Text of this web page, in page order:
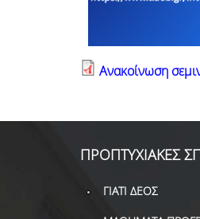
Ανακοίνωση
ΠΡΟΠΤΥΧΙΑΚΕΣ
ΓΙΑΤΙ ΔΕΟΣ